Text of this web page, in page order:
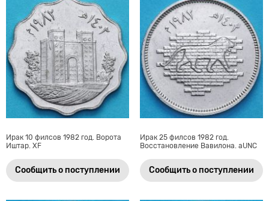
Ирак 10 филсов 1982 год. Ворота
Иштар. XF
Сообщить о поступлении
Ирак 25 филсов 1982 год.
Восстановление Вавилона. aUNC
Сообщить о поступлении